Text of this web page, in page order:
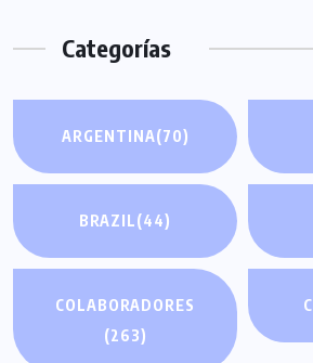
Categorías
ARGENTINA(70)
BRAZIL(44)
COLABORADORES
(263)